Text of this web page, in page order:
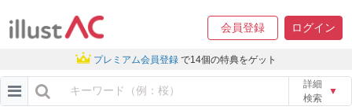
会員登録 ログイン
プレミアム会員登録 で14個の特典をゲット
詳細
検索
▼